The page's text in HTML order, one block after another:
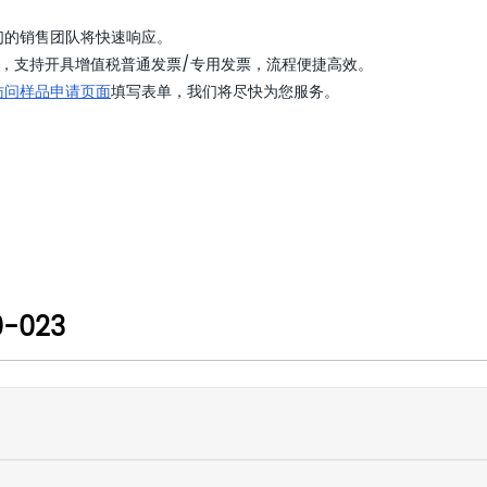
销售团队将快速响应。
支持开具增值税普通发票/专用发票，流程便捷高效。
问样品申请页面填写表单，我们将尽快为您服务。
023